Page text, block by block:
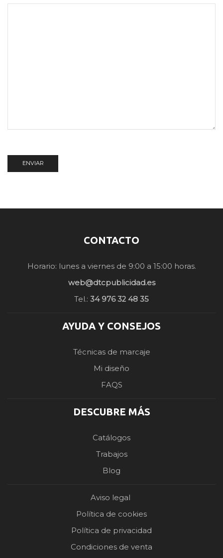
CONTACTO
Horario: lunes a viernes de 9:00 a 15:00 horas.
web@dtcpublicidad.es
Tel.: 34 976 32 48 35
AYUDA Y CONSEJOS
Técnicas de marcaje
Mi diseño
FAQS
DESCUBRE MÁS
Catálogos
Trabajos
Blog
Aviso legal
Política de cookies
Política de privacidad
Condiciones de venta